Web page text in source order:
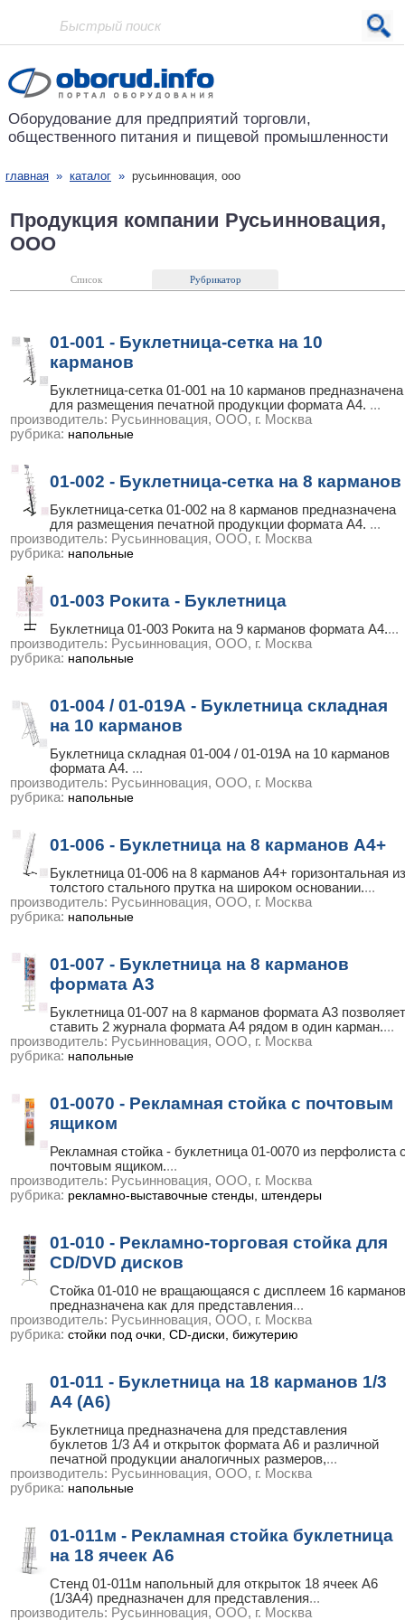
Проект основан в 2001 году
Оборудование для предприятий торговли,
общественного питания и пищевой промышленности
главная » каталог » русьинновация, ооо
Продукция компании Русьинновация,
ООО
Список Рубрикатор
01-001 - Буклетница-сетка на 10
карманов
Буклетница-сетка 01-001 на 10 карманов предназначена
для размещения печатной продукции формата А4. ...
производитель: Русьинновация, ООО, г. Москва
рубрика: напольные
01-002 - Буклетница-сетка на 8 карманов
Буклетница-сетка 01-002 на 8 карманов предназначена
для размещения печатной продукции формата А4. ...
производитель: Русьинновация, ООО, г. Москва
рубрика: напольные
01-003 Рокита - Буклетница
Буклетницa 01-003 Рокита на 9 карманов формата А4....
производитель: Русьинновация, ООО, г. Москва
рубрика: напольные
01-004 / 01-019А - Буклетница складная
на 10 карманов
Буклетница складная 01-004 / 01-019А на 10 карманов
формата А4. ...
производитель: Русьинновация, ООО, г. Москва
рубрика: напольные
01-006 - Буклетница на 8 карманов А4+
Буклетница 01-006 на 8 карманов А4+ горизонтальная из
толстого стального прутка на широком основании....
производитель: Русьинновация, ООО, г. Москва
рубрика: напольные
01-007 - Буклетница на 8 карманов
формата А3
Буклетница 01-007 на 8 карманов формата А3 позволяет
ставить 2 журнала формата А4 рядом в один карман....
производитель: Русьинновация, ООО, г. Москва
рубрика: напольные
01-0070 - Рекламная стойка с почтовым
ящиком
Рекламная стойка - буклетница 01-0070 из перфолиста
почтовым ящиком....
производитель: Русьинновация, ООО, г. Москва
рубрика: рекламно-выставочные стенды, штендеры
01-010 - Рекламно-торговая стойка для
CD/DVD дисков
Стойка 01-010 не вращающаяся с дисплеем 16 карманов
предназначена как для представления...
производитель: Русьинновация, ООО, г. Москва
рубрика: стойки под очки, CD-диски, бижутерию
01-011 - Буклетница на 18 карманов 1/3
А4 (А6)
Буклетница предназначена для представления
буклетов 1/3 А4 и открыток формата А6 и различной
печатной продукции аналогичных размеров,...
производитель: Русьинновация, ООО, г. Москва
рубрика: напольные
01-011м - Рекламная стойка буклетница
на 18 ячеек А6
Стенд 01-011м напольный для открыток 18 ячеек А6
(1/3А4) предназначен для представления...
производитель: Русьинновация, ООО, г. Москва